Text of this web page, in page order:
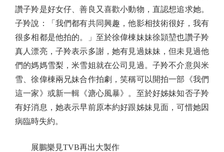
讚子羚是好女仔、善良又喜歡小動物，直認想追求她。
子羚說：「我們都有共同興趣，他影相技術很好，我有
很多相都是他拍的。」至於徐偉棟妹妹徐頴堃也讚子羚
真人漂亮，子羚表示多謝，她有見過妹妹，但未見過他
們的媽媽雪梨，米雪姐就在公司見過。子羚不介意與米
雪、徐偉棟兩兄妹合作拍劇，笑稱可以開拍一部《我們
這一家》或新一輯《溏心風暴》。至於好姊妹知否子羚
有好消息，她表示早前原本約好跟姊妹見面，可惜她因
病臨時失約。
展鵬樂見TVB再出大製作